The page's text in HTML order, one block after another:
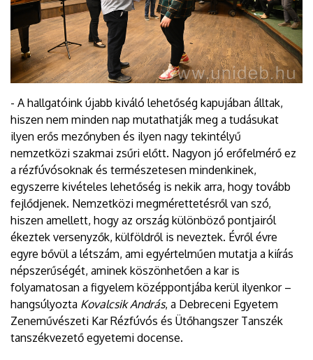
- A hallgatóink újabb kiváló lehetőség kapujában álltak,
hiszen nem minden nap mutathatják meg a tudásukat
ilyen erős mezőnyben és ilyen nagy tekintélyű
nemzetközi szakmai zsűri előtt. Nagyon jó erőfelmérő ez
a rézfúvósoknak és természetesen mindenkinek,
egyszerre kivételes lehetőség is nekik arra, hogy tovább
fejlődjenek. Nemzetközi megmérettetésről van szó,
hiszen amellett, hogy az ország különböző pontjairól
ékeztek versenyzők, külföldről is neveztek. Évről évre
egyre bővül a létszám, ami egyértelműen mutatja a kiírás
népszerűségét, aminek köszönhetően a kar is
folyamatosan a figyelem középpontjába kerül ilyenkor –
hangsúlyozta Kovalcsik András, a Debreceni Egyetem
Zeneművészeti Kar Rézfúvós és Ütőhangszer Tanszék
tanszékvezető egyetemi docense.